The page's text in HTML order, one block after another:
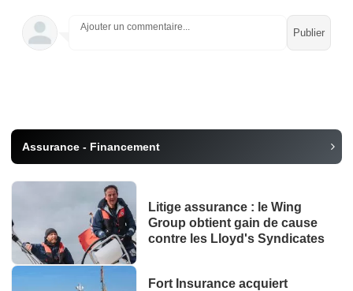
Ajouter un commentaire...
Assurance - Financement
Litige assurance : le Wing
Group obtient gain de cause
contre les Lloyd's Syndicates
Fort Insurance acquiert